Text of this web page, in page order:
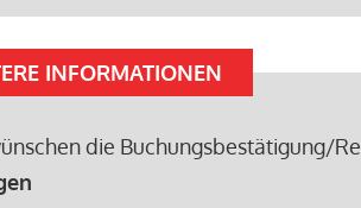
INFORMATIONEN
die Buchungsbestätigung/